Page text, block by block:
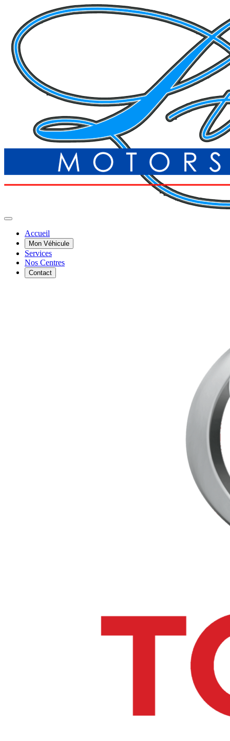
Accueil
Mon Véhicule
Services
Nos Centres
Contact